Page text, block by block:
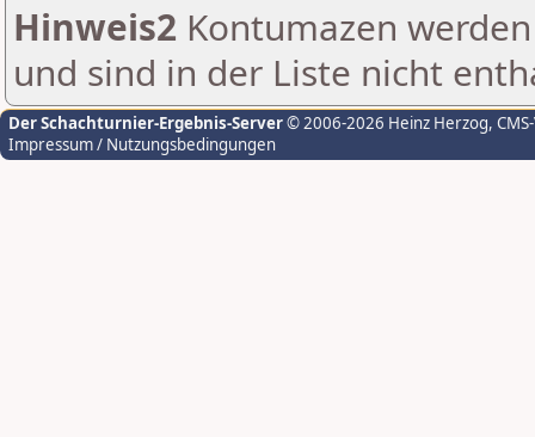
Hinweis2 Kontumazen
und sind in der Liste nicht
Der Schachturnier-Ergebnis-Server© 2006-2026 Heinz Herzog,
Impressum / Nutzungsbedingungen